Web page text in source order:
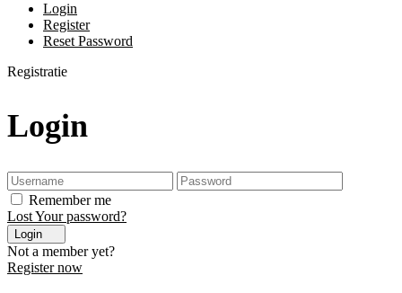
Login
Register
Reset Password
Registratie
Login
Remember me
Lost Your password?
Login
Not a member yet?
Register now